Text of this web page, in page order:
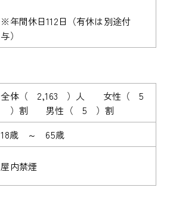
※年間休日112日（有休は別途付
与）
全体（ 2,163 ）人 女性（ 5
）割 男性（ 5 ）割
18歳 ～ 65歳
屋内禁煙